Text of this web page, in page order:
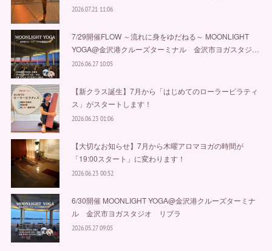
2026.07.21 11:06
7/29開催FLOW ～流れに身をゆだねる～ MOONLIGHT
YOGA@金沢港クルーズターミナル 金沢市ヨガスタジ…
2026.06.27 10:05
【新クラス誕生】7月から「はじめてのローラーピラティ
ス」がスタートします！
2026.06.23 01:06
【大切なお知らせ】7月から木曜アロマヨガの時間が
「19:00スタート」に変わります！
2026.06.23 00:52
6/30開催 MOONLIGHT YOGA@金沢港クルーズターミナ
ル 金沢市ヨガスタジオ リブラ
2026.05.27 09:05